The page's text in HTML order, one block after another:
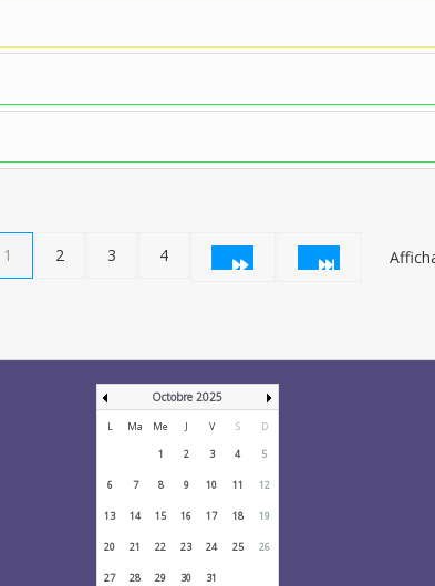
1 2 3 4
Octobre 2025
L Ma Me J V S
D
1
2 3 4 5
6 7 8 9 10 11 12
13 14 15 16 17 18 19
20 21 22 23 24 25 26
27 28 29 30 31